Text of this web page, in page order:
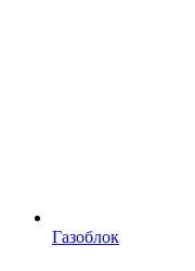
Газоблок